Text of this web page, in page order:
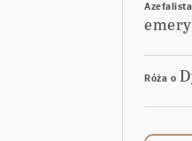
Azefalista
Róża o